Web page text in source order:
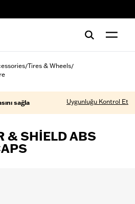
/Tires & Wheels/
sağla Uygunluğu Kontrol Et
& SHIELD ABS